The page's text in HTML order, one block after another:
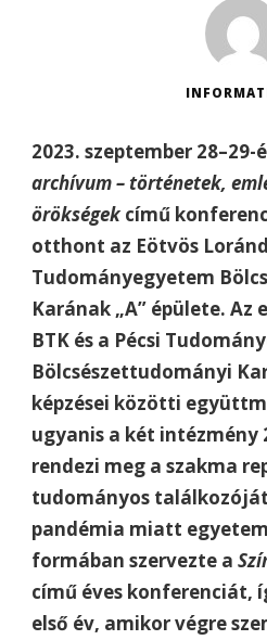
2023. szeptember 28–29-
archívum – történetek,
örökségekcímű
otthont az Eötvös Loránd
Tudományegyetem
Karának „A” épülete. Az
BTK és a Pécsi
Bölcsészettudományi
képzései közötti
ugyanis a két
rendezi meg a szakma
tudományos
pandémia miatt
formában szervezte a
című éves konferenciát,
első év, amikor végre